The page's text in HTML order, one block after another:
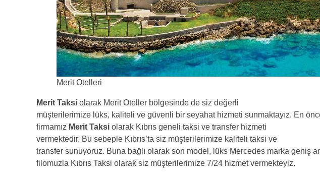
Merit Otelleri
Merit Taksi olarak Merit Oteller bölgesinde de siz değerli
müşterilerimize lüks, kaliteli ve güvenli bir seyahat hizmeti sunmaktayız. En
firmamız Merit Taksi olarak Kıbrıs geneli taksi ve transfer hizmeti
vermektedir. Bu sebeple Kıbrıs’ta siz müşterilerimize kaliteli taksi ve
transfer sunuyoruz. Buna bağlı olarak son model, lüks Mercedes marka geniş
filomuzla Kıbrıs Taksi olarak siz müşterilerimize 7/24 hizmet vermekteyiz.